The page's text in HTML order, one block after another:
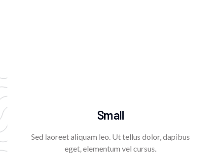
Small
Sed laoreet aliquam leo. Ut tellus dolor, dapibus
eget, elementum vel cursus.